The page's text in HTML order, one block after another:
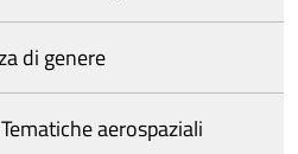
di genere
aerospaziali